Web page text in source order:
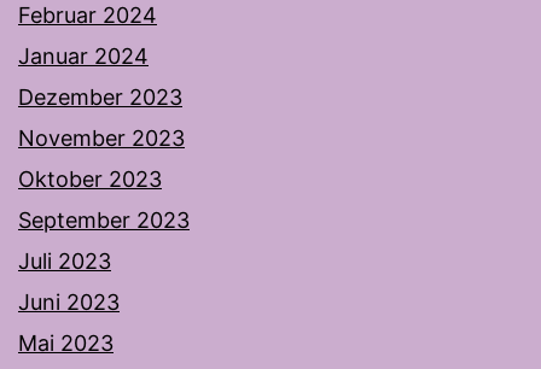
Februar 2024
Januar 2024
Dezember 2023
November 2023
Oktober 2023
September 2023
Juli 2023
Juni 2023
Mai 2023